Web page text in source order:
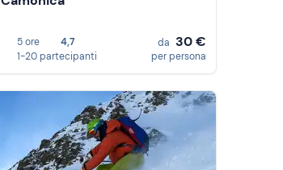
5 ore
4,7
1-20 partecipanti
da 30 €
per persona